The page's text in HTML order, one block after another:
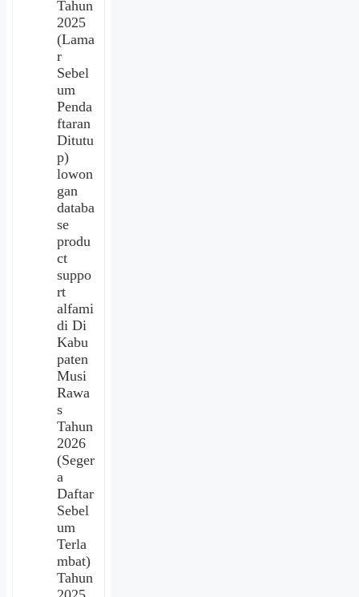
Tahun
2025
(Lama
r
Sebel
um
Penda
ftaran
Ditutu
p)
lowon
gan
databa
se
produ
ct
suppo
rt
alfami
di Di
Kabu
paten
Musi
Rawa
s
Tahun
2026
(Seger
a
Daftar
Sebel
um
Terla
mbat)
Tahun